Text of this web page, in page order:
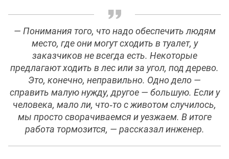
— Понимания того, что надо обеспечить людям
место, где они могут сходить в туалет, у
заказчиков не всегда есть. Некоторые
предлагают ходить в лес или за угол, под дерево.
Это, конечно, неправильно. Одно дело —
справить малую нужду, другое — большую. Если у
человека, мало ли, что‑то с животом случилось,
мы просто сворачиваемся и уезжаем. В итоге
работа тормозится, — рассказал инженер.